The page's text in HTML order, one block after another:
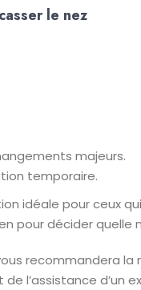
le nez
majeurs.
temporaire.
idéale pour ceux
pour décider quelle
recommandera
l’assistance d’un